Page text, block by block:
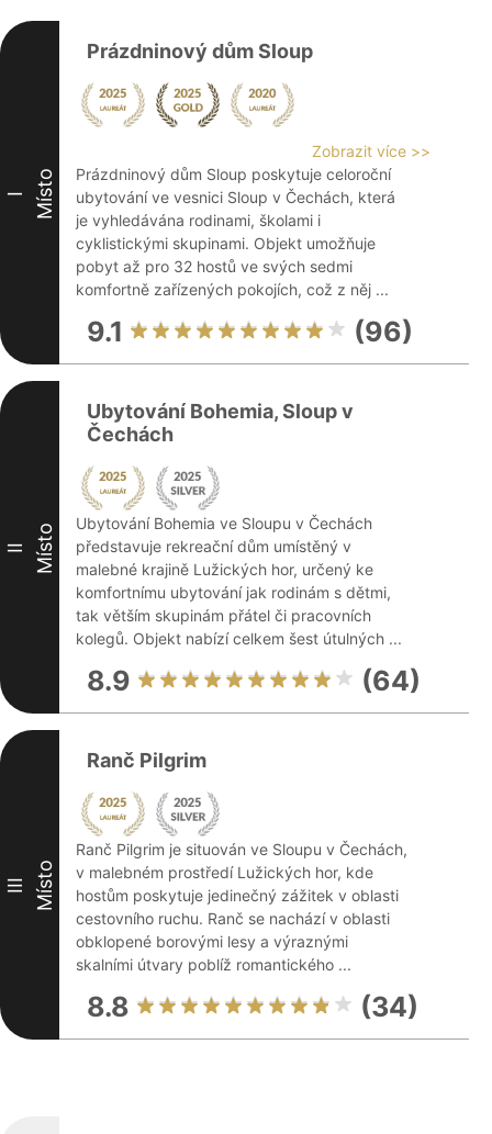
I Místo
Prázdninový dům Sloup
Zobrazit více >>
Prázdninový dům Sloup poskytuje celoroční
ubytování ve vesnici Sloup v Čechách, která
je vyhledávána rodinami, školami i
cyklistickými skupinami. Objekt umožňuje
pobyt až pro 32 hostů ve svých sedmi
komfortně zařízených pokojích, což z něj ...
9.1 (96)
II Místo
Ubytování Bohemia, Sloup v
Čechách
Ubytování Bohemia ve Sloupu v Čechách
představuje rekreační dům umístěný v
malebné krajině Lužických hor, určený ke
komfortnímu ubytování jak rodinám s dětmi,
tak větším skupinám přátel či pracovních
kolegů. Objekt nabízí celkem šest útulných ...
8.9 (64)
III Místo
Ranč Pilgrim
Ranč Pilgrim je situován ve Sloupu v Čechách,
v malebném prostředí Lužických hor, kde
hostům poskytuje jedinečný zážitek v oblasti
cestovního ruchu. Ranč se nachází v oblasti
obklopené borovými lesy a výraznými
skalními útvary poblíž romantického ...
8.8 (34)